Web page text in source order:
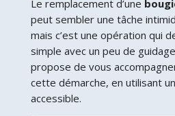
Le remplacement d’une
peut sembler une tâche
mais c’est une opération qui
simple avec un peu de
propose de vous
cette démarche, en utilisant
accessible.